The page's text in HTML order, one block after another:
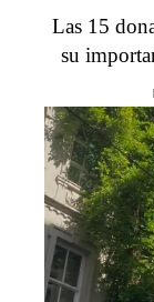
Las 15
su